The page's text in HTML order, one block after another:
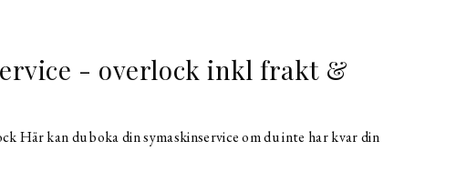
- overlock inkl frakt &
Här kan du boka din symaskinservice om du inte har kvar din